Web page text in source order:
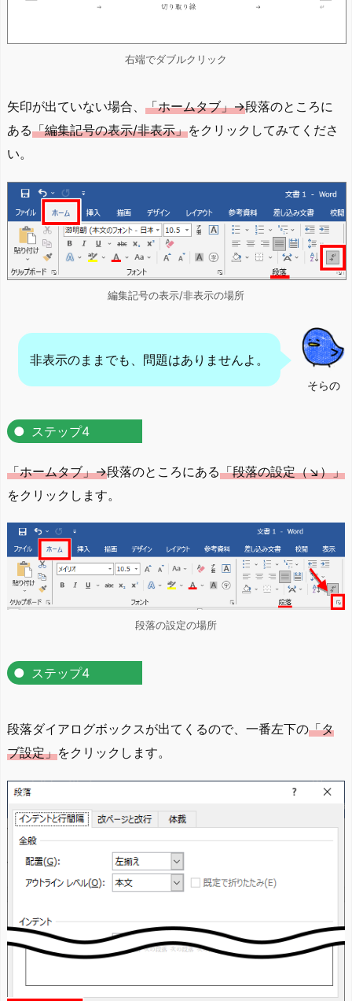
右端でダブルクリック
矢印が出ていない場合、 「ホームタブ」→段落のところに
ある「編集記号の表示/非表示」をクリックしてみてくださ
い。
編集記号の表示/非表示の場所
そらの
非表示のままでも、問題はありませんよ。
ステップ4
「ホームタブ」→段落のところにある「段落の設定（↘）」
をクリックします。
段落の設定の場所
ステップ4
段落ダイアログボックスが出てくるので、一番左下の「タ
ブ設定」をクリックします。